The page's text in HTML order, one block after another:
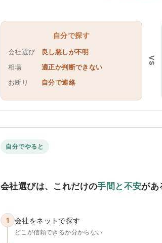
自分で探す
会社選び
良し悪しが不明
相場
適正か判断できない
お断り
自分で連絡
VS
自分でやると
会社選びは、これだけの手間と不安があ
1 会社をネットで探す
どこが信頼できるか分からない